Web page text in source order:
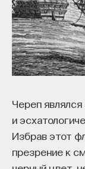
Череп
и
Избрав этот
презрение к